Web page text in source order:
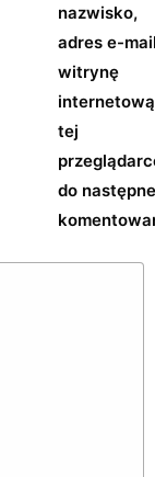
nazwisko,
adres e-
witrynę
tej
do